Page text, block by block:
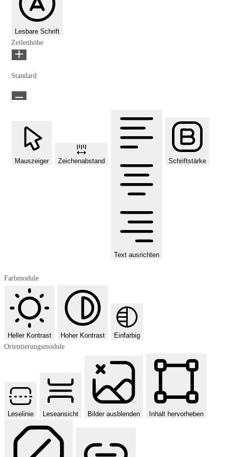
Lesbare Schrift
Zeilenhöhe
Standard
Mauszeiger Zeichenabstand
Text ausrichten
Schriftstärke
Farbmodule
Heller Kontrast Hoher Kontrast
Einfarbig
Orientierungsmodule
Leselinie Leseansicht Bilder ausblenden Inhalt hervorheben